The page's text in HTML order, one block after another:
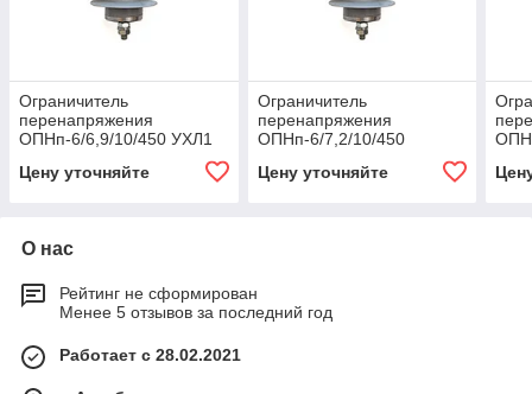
Ограничитель
перенапряжения
ОПНп-6/6,9/10/450 УХЛ1
Цену уточняйте
Ограничитель
перенапряжения
ОПНп-6/7,2/10/450
Цену уточняйте
О нас
Рейтинг не сформирован
Менее 5 отзывов за последний год
Работает с 28.02.2021